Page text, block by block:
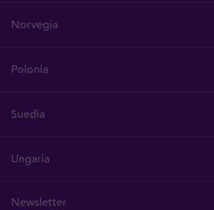
Norvegia
Polonia
Suedia
Ungaria
Newsletter